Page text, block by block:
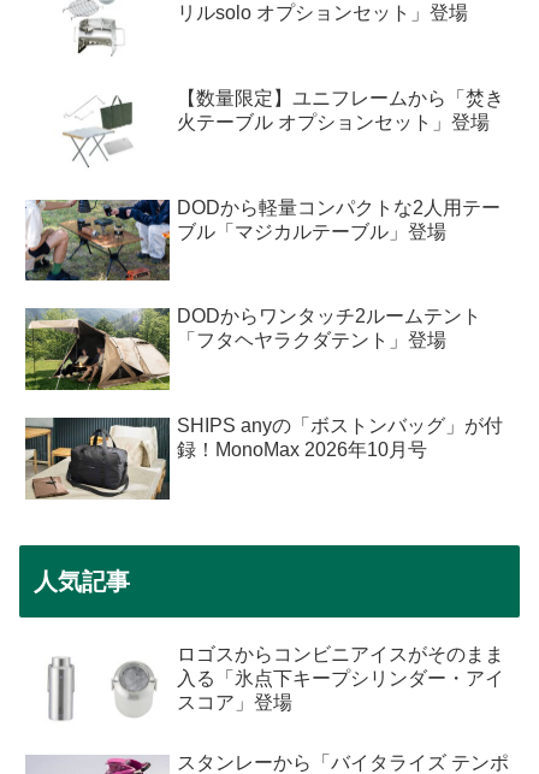
リルsolo オプションセット」登場
【数量限定】ユニフレームから「焚き
火テーブル オプションセット」登場
DODから軽量コンパクトな2人用テー
ブル「マジカルテーブル」登場
DODからワンタッチ2ルームテント
「フタヘヤラクダテント」登場
SHIPS anyの「ボストンバッグ」が付
録！MonoMax 2026年10月号
人気記事
ロゴスからコンビニアイスがそのまま
入る「氷点下キープシリンダー・アイ
スコア」登場
スタンレーから「バイタライズ テンポ